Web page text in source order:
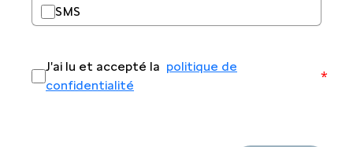
SMS
J'ai lu et accepté la politique de
confidentialité
*